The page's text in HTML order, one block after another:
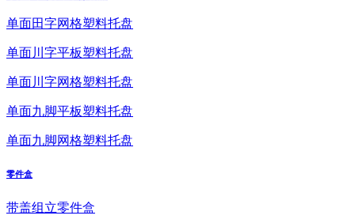
单面田字网格塑料托盘
单面川字平板塑料托盘
单面川字网格塑料托盘
单面九脚平板塑料托盘
单面九脚网格塑料托盘
零件盒
带盖组立零件盒